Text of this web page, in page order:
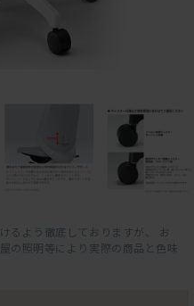
るよう徹底しておりますが、 お
の照明等により実際の商品と色味